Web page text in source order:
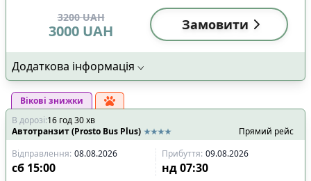
3200 UAH
3000 UAH Замовити
Додаткова інформація
Вікові знижки
В дорозі:16 год30хв
Автотранзит (Prosto Bus Plus)
Прямий рейс
Відправлення: 08.08.2026 Прибуття: 09.08.2026
сб 15:00 нд 07:30